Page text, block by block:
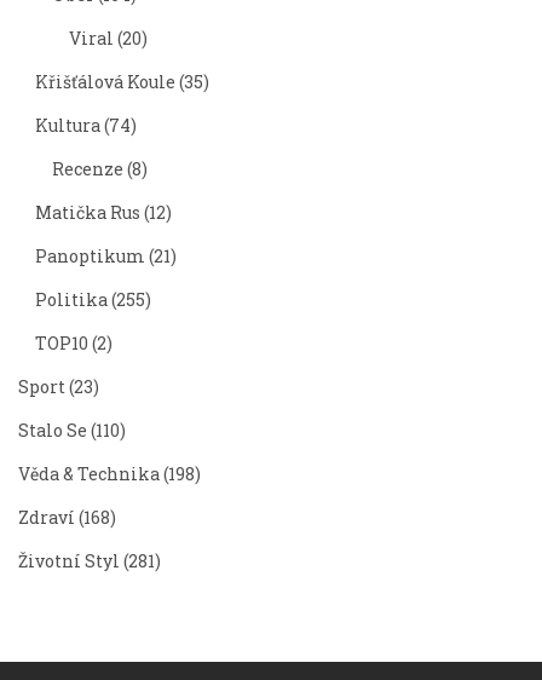
Viral (20)
Křišťálová Koule (35)
Kultura (74)
Recenze (8)
Matička Rus (12)
Panoptikum (21)
Politika (255)
TOP10 (2)
Sport (23)
Stalo Se (110)
Věda & Technika (198)
Zdraví (168)
Životní Styl (281)